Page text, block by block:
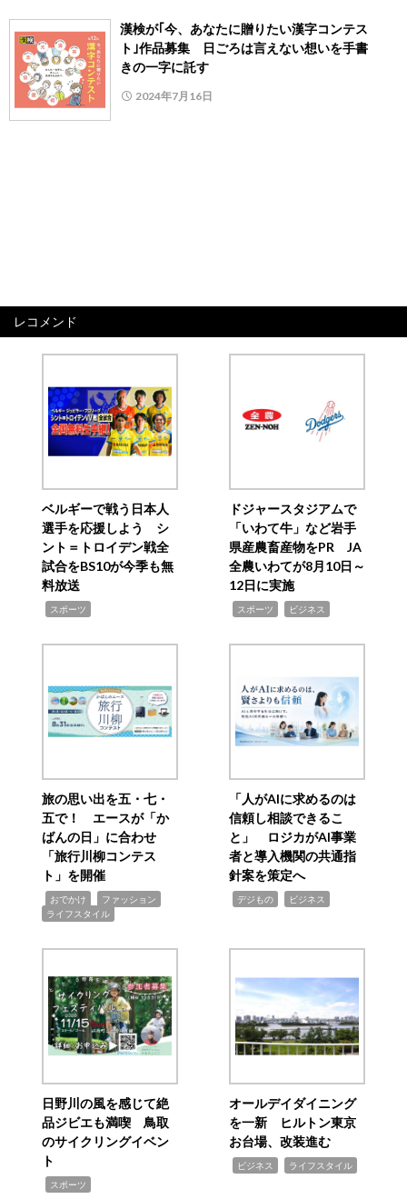
漢検が｢今、あなたに贈りたい漢字コンテス
ト｣作品募集 日ごろは言えない想いを手書
きの一字に託す
2024年7月16日
レコメンド
ベルギーで戦う日本人
選手を応援しよう シ
ント＝トロイデン戦全
試合をBS10が今季も無
料放送
スポーツ
ドジャースタジアムで
「いわて牛」など岩手
県産農畜産物をPR JA
全農いわてが8月10日～
12日に実施
スポーツ ビジネス
旅の思い出を五・七・
五で！ エースが「か
ばんの日」に合わせ
「旅行川柳コンテス
ト」を開催
おでかけ ファッション
ライフスタイル
「人がAIに求めるのは
信頼し相談できるこ
と」 ロジカがAI事業
者と導入機関の共通指
針案を策定へ
デジもの ビジネス
日野川の風を感じて絶
品ジビエも満喫 鳥取
のサイクリングイベン
ト
スポーツ
オールデイダイニング
を一新 ヒルトン東京
お台場、改装進む
ビジネス ライフスタイル